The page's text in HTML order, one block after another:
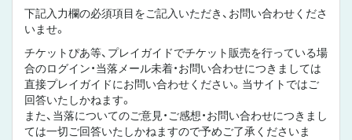
下記入力欄の必須項目をご記入いただき、お問い合わせくださ
いませ。
チケットぴあ等、プレイガイドでチケット販売を行っている場
合のログイン・当落メール未着・お問い合わせにつきましては
直接プレイガイドにお問い合わせください。当サイトではご
回答いたしかねます。
また、当落についてのご意見・ご感想・お問い合わせにつきまし
ては一切ご回答いたしかねますので予めご了承くださいま